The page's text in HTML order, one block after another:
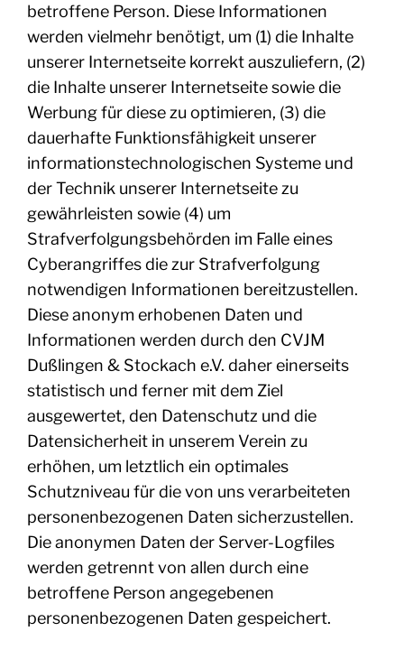
betroffene Person. Diese Informationen
werden vielmehr benötigt, um (1) die Inhalte
unserer Internetseite korrekt auszuliefern, (2)
die Inhalte unserer Internetseite sowie die
Werbung für diese zu optimieren, (3) die
dauerhafte Funktionsfähigkeit unserer
informationstechnologischen Systeme und
der Technik unserer Internetseite zu
gewährleisten sowie (4) um
Strafverfolgungsbehörden im Falle eines
Cyberangriffes die zur Strafverfolgung
notwendigen Informationen bereitzustellen.
Diese anonym erhobenen Daten und
Informationen werden durch den CVJM
Dußlingen & Stockach e.V. daher einerseits
statistisch und ferner mit dem Ziel
ausgewertet, den Datenschutz und die
Datensicherheit in unserem Verein zu
erhöhen, um letztlich ein optimales
Schutzniveau für die von uns verarbeiteten
personenbezogenen Daten sicherzustellen.
Die anonymen Daten der Server-Logfiles
werden getrennt von allen durch eine
betroffene Person angegebenen
personenbezogenen Daten gespeichert.